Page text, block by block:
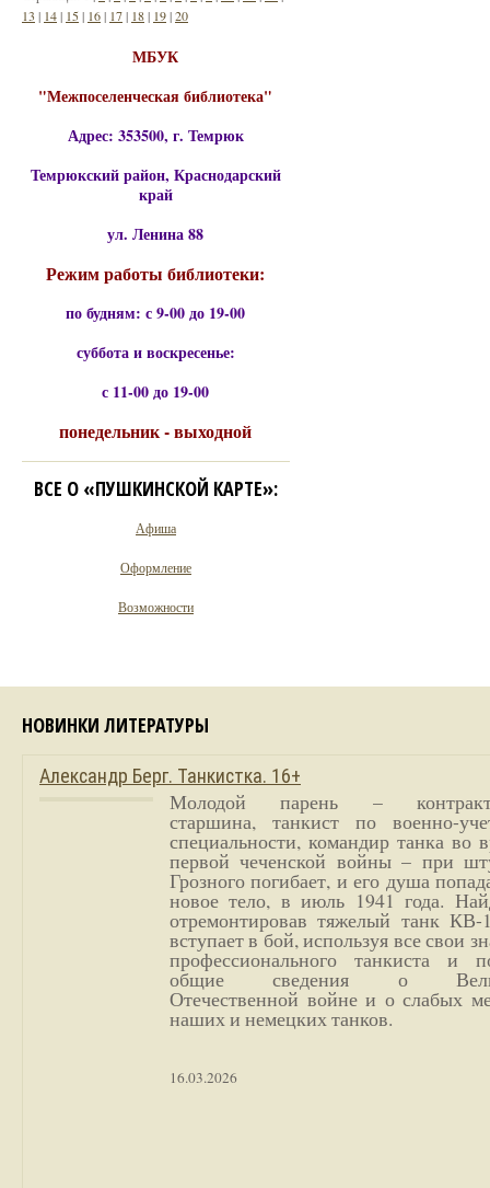
13 | 14| 15| 16| 17| 18| 19|20
МБУК
"Межпоселенческая библиотека"
Адрес: 353500, г. Темрюк
Темрюкский район, Краснодарский
край
ул. Ленина 88
Режим работы библиотеки:
по будням: с 9-00 до 19-00
суббота и воскресенье:
с 11-00 до 19-00
понедельник - выходной
ВСЕ О «ПУШКИНСКОЙ КАРТЕ»:
Афиша
Оформление
Возможности
НОВИНКИ ЛИТЕРАТУРЫ
Александр Берг. Танкистка. 16+
Молодой парень –
старшина, танкист по военно-
специальности, командир танка во
первой чеченской войны – при
Грозного погибает, и его душа
новое тело, в июль 1941 года.
отремонтировав тяжелый танк
вступает в бой, используя все свои
профессионального танкиста и
общие сведения о
Отечественной войне и о слабых
наших и немецких танков.
16.03.2026